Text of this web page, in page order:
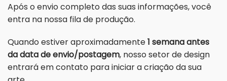
Após o envio completo das suas informações, você
entra na nossa fila de produção.
Quando estiver aproximadamente1 semana antes
da data de envio/postagem, nosso setor de design
entrará em contato para iniciar a criação da sua